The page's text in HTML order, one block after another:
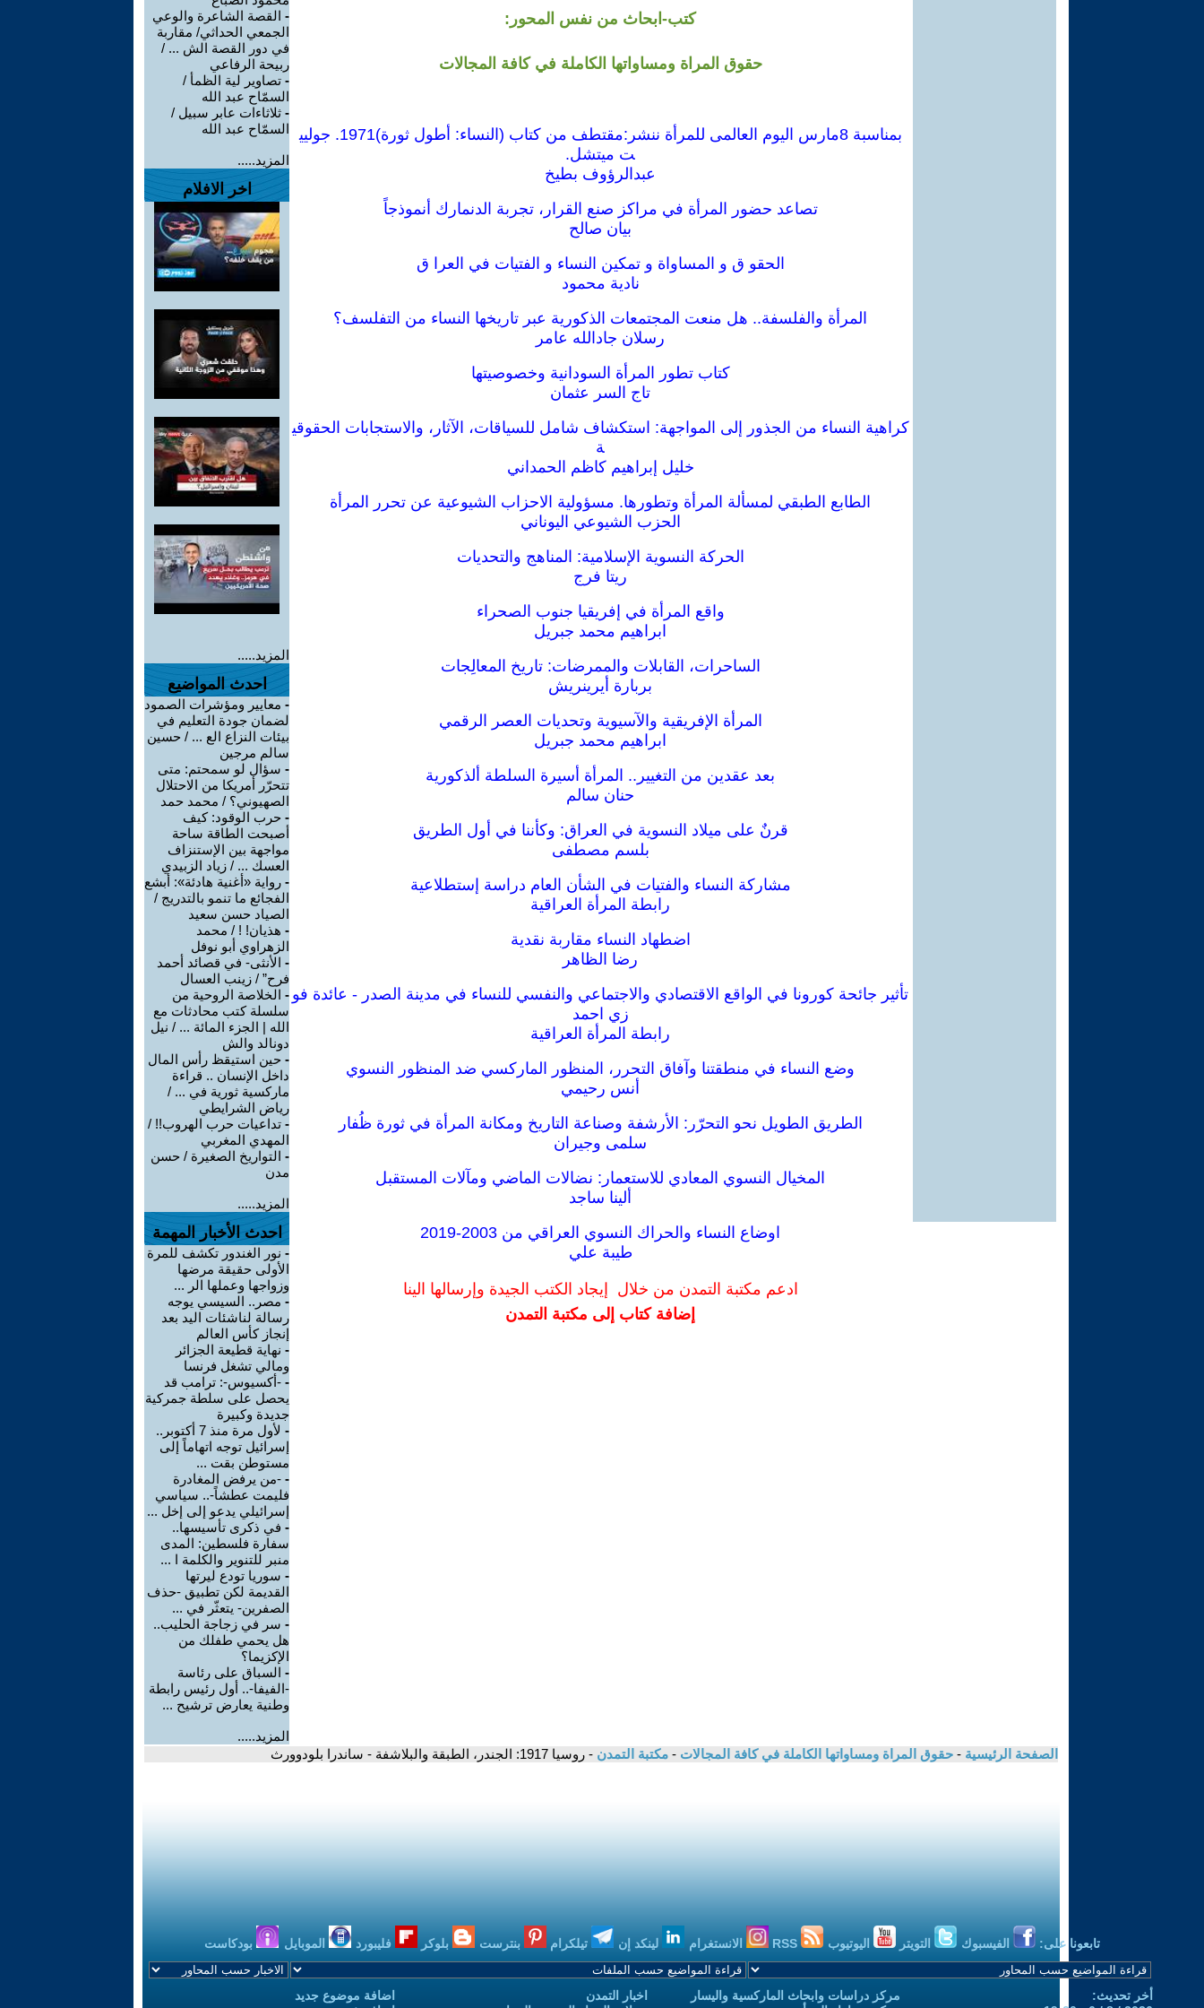
كتب-ابحاث من نفس المحور:
حقوق المراة ومساواتها الكاملة في كافة المجالات
بمناسبة 8مارس اليوم العالمى للمرأة ننشر:مقتطف من كتاب (النساء: أطول ثورة)1971. جوليي
ت ميتشل.
عبدالرؤوف بطيخ
تصاعد حضور المرأة في مراكز صنع القرار، تجربة الدنمارك أنموذجاً
بيان صالح
الحقو ق و المساواة و تمكين النساء و الفتيات في العرا ق
نادية محمود
المرأة والفلسفة.. هل منعت المجتمعات الذكورية عبر تاريخها النساء من التفلسف؟
رسلان جادالله عامر
كتاب تطور المرأة السودانية وخصوصيتها
تاج السر عثمان
كراهية النساء من الجذور إلى المواجهة: استكشاف شامل للسياقات، الآثار، والاستجابات الحقوقي
ة
خليل إبراهيم كاظم الحمداني
الطابع الطبقي لمسألة المرأة وتطورها. مسؤولية الاحزاب الشيوعية عن تحرر المرأة
الحزب الشيوعي اليوناني
الحركة النسوية الإسلامية: المناهج والتحديات
ريتا فرج
واقع المرأة في إفريقيا جنوب الصحراء
ابراهيم محمد جبريل
الساحرات، القابلات والممرضات: تاريخ المعالِجات
بربارة أيرينريش
المرأة الإفريقية والآسيوية وتحديات العصر الرقمي
ابراهيم محمد جبريل
بعد عقدين من التغيير.. المرأة أسيرة السلطة ألذكورية
حنان سالم
قرنٌ على ميلاد النسوية في العراق: وكأننا في أول الطريق
بلسم مصطفى
مشاركة النساء والفتيات في الشأن العام دراسة إستطلاعية
رابطة المرأة العراقية
اضطهاد النساء مقاربة نقدية
رضا الظاهر
تأثير جائحة كورونا في الواقع الاقتصادي والاجتماعي والنفسي للنساء في مدينة الصدر - عائدة فو
زي احمد
رابطة المرأة العراقية
وضع النساء في منطقتنا وآفاق التحرر، المنظور الماركسي ضد المنظور النسوي
أنس رحيمي
الطريق الطويل نحو التحرّر: الأرشفة وصناعة التاريخ ومكانة المرأة في ثورة ظُفار
سلمى وجيران
المخيال النسوي المعادي للاستعمار: نضالات الماضي ومآلات المستقبل
ألينا ساجد
اوضاع النساء والحراك النسوي العراقي من 2003-2019
طيبة علي
ادعم مكتبة التمدن من خلال إيجاد الكتب الجيدة وإرسالها الينا
إضافة كتاب إلى مكتبة التمدن
- القصة الشاعرة والوعي
الجمعي الحداثي/ مقاربة
في دور القصة الش ... /
ربيحة الرفاعي
- تصاوير لية الظمأ /
السمّاح عبد الله
- ثلاثاءات عابر سبيل /
السمّاح عبد الله
المزيد.....
اخر الافلام
المزيد.....
احدث المواضيع
- معايير ومؤشرات الصمود
لضمان جودة التعليم في
بيئات النزاع الع ... / حسين
سالم مرجين
- سؤال لو سمحتم: متى
تتحرّر أمريكا من الاحتلال
الصهيوني؟ / محمد حمد
- حرب الوقود: كيف
أصبحت الطاقة ساحة
مواجهة بين الإستنزاف
العسك ... / زياد الزبيدي
- رواية «أغنية هادئة»: أبشع
الفجائع ما تنمو بالتدريج /
الصياد حسن سعيد
- هذيان! ! / محمد
الزهراوي أبو نوفل
- الأنثى- في قصائد أحمد
فرح” / زينب العسال
- الخلاصة الروحية من
سلسلة كتب محادثات مع
الله | الجزء المائة ... / نيل
دونالد والش
- حين استيقظ رأس المال
داخل الإنسان .. قراءة
ماركسية ثورية في ... /
رياض الشرايطي
- تداعيات حرب الهروب!! /
المهدي المغربي
- التواريخ الصغيرة / حسن
مدن
المزيد.....
احدث الأخبار المهمة
- نور الغندور تكشف للمرة
الأولى حقيقة مرضها
وزواجها وعملها الر ...
- مصر.. السيسي يوجه
رسالة لناشئات اليد بعد
إنجاز كأس العالم
- نهاية قطيعة الجزائر
ومالي تشغل فرنسا
- -أكسيوس-: ترامب قد
يحصل على سلطة جمركية
جديدة وكبيرة
-
لأول مرة منذ 7 أكتوبر..
إسرائيل توجه اتهاماً إلى
مستوطن بقت ...
- -من يرفض المغادرة
فليمت عطشاً-.. سياسي
إسرائيلي يدعو إلى إخل ...
- في ذكرى تأسيسها..
سفارة فلسطين: المدى
منبر للتنوير والكلمة ا ...
- سوريا تودع ليرتها
القديمة لكن تطبيق -حذف
الصفرين- يتعثّر في ...
- سر في زجاجة الحليب..
هل يحمي طفلك من
الإكزيما؟
- السباق على رئاسة
-الفيفا-.. أول رئيس رابطة
وطنية يعارض ترشيح ...
المزيد.....
الصفحة الرئيسية - حقوق المراة ومساواتها الكاملة في كافة المجالات - مكتبة التمدن - روسيا 1917: الجندر، الطبقة والبلاشفة - ساندرا بلودوورث
تابعونا على: الفيسبوك التويتر اليوتيوب الانستغرام لينكد إن تيلكرام بنترست بلوكر فليبورد الموبايل بودكاست
أخر تحديث:
مركز دراسات وابحاث الماركسية واليسار
اخبار التمدن
اضافة موضوع جديد